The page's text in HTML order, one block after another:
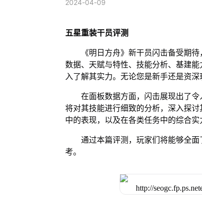
2024-04-09
五星重装干员评测
《明日方舟》新干员闪击备受期
数据、天赋与特性、技能分析、基建
入了解其实力。无论您是新手还是资
在面板数据方面，闪击展现出了
将对其技能进行细致的分析，深入探
中的表现，以及在各类任务中的综合实
通过本篇评测，玩家们将能够全
考。